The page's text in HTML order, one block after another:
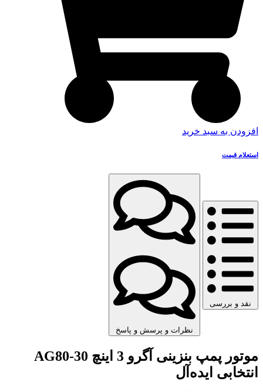
افزودن به سبد خرید
استعلام قیمت
نقد و بررسی
نظرات و پرسش و پاسخ
موتور پمپ بنزینی آگرو 3 اینچ AG80-30
انتخابی ایده‌آل